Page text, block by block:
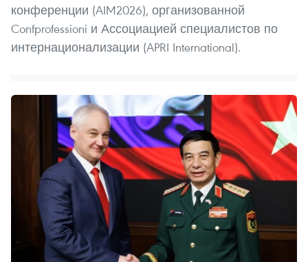
конференции (AIM2026), организованной
Confprofessioni и Ассоциацией специалистов по
интернационализации (APRI International).